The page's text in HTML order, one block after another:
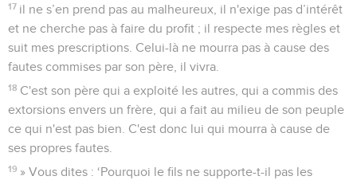
17 il ne s’en prend pas au malheureux, il n'exige pas d’intérêt
et ne cherche pas à faire du profit ; il respecte mes règles et
suit mes prescriptions. Celui-là ne mourra pas à cause des
fautes commises par son père, il vivra.
18 C'est son père qui a exploité les autres, qui a commis des
extorsions envers un frère, qui a fait au milieu de son peuple
ce qui n'est pas bien. C'est donc lui qui mourra à cause de
ses propres fautes.
19 » Vous dites : ‘Pourquoi le fils ne supporte-t-il pas les